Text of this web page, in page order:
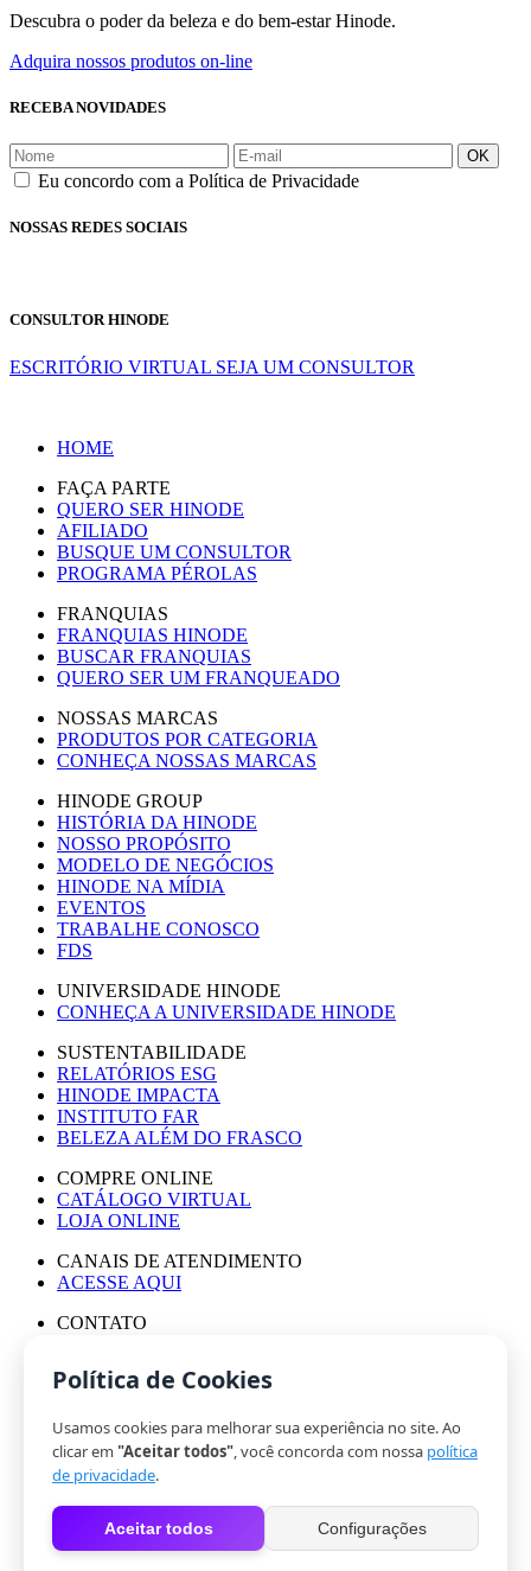
Descubra o poder da beleza e do bem-estar Hinode.
Adquira nossos produtos on-line
RECEBA NOVIDADES
OK
Eu concordo com a Política de Privacidade
NOSSAS REDES SOCIAIS
CONSULTOR HINODE
ESCRITÓRIO VIRTUAL SEJA UM CONSULTOR
HOME
FAÇA PARTE
QUERO SER HINODE
AFILIADO
BUSQUE UM CONSULTOR
PROGRAMA PÉROLAS
FRANQUIAS
FRANQUIAS HINODE
BUSCAR FRANQUIAS
QUERO SER UM FRANQUEADO
NOSSAS MARCAS
PRODUTOS POR CATEGORIA
CONHEÇA NOSSAS MARCAS
HINODE GROUP
HISTÓRIA DA HINODE
NOSSO PROPÓSITO
MODELO DE NEGÓCIOS
HINODE NA MÍDIA
EVENTOS
TRABALHE CONOSCO
FDS
UNIVERSIDADE HINODE
CONHEÇA A UNIVERSIDADE HINODE
SUSTENTABILIDADE
RELATÓRIOS ESG
HINODE IMPACTA
INSTITUTO FAR
BELEZA ALÉM DO FRASCO
COMPRE ONLINE
CATÁLOGO VIRTUAL
LOJA ONLINE
CANAIS DE ATENDIMENTO
ACESSE AQUI
CONTATO
© HINODE GROUP 2024
|
CÓDIGO DE ÉTICA
|
POLÍTICA DE PRIVACIDADE
|
Política de Cookies
Usamos cookies para melhorar sua experiência no site. Ao
clicar em "Aceitar todos", você concorda com nossa política
de privacidade.
Aceitar todos Configurações